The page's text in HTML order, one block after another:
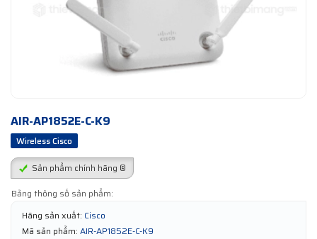
AIR-AP1852E-C-K9
Wireless Cisco
Sản phẩm chính hãng ®
Bảng thông số sản phẩm:
Hãng sản xuất: Cisco
Mã sản phẩm: AIR-AP1852E-C-K9